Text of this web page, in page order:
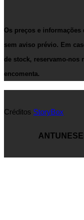
Os preços e
sem aviso prévio. Em
de stock, reservamo-
encomenta.
Créditos StoryBox